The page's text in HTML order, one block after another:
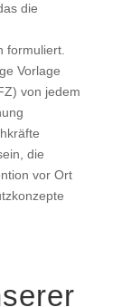
die
formuliert.
Vorlage
von jedem
die
vor Ort